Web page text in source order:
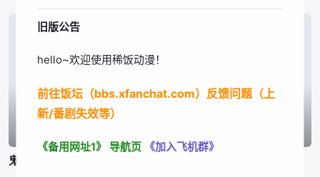
已完结
鬼泣 第二季
已完结
旧版公告
hello~欢迎使用稀饭动漫！
前往饭坛（bbs.xfanchat.com）反馈问题（上
新/番剧失效等）
《备用网址1》 导航页 《加入飞机群》